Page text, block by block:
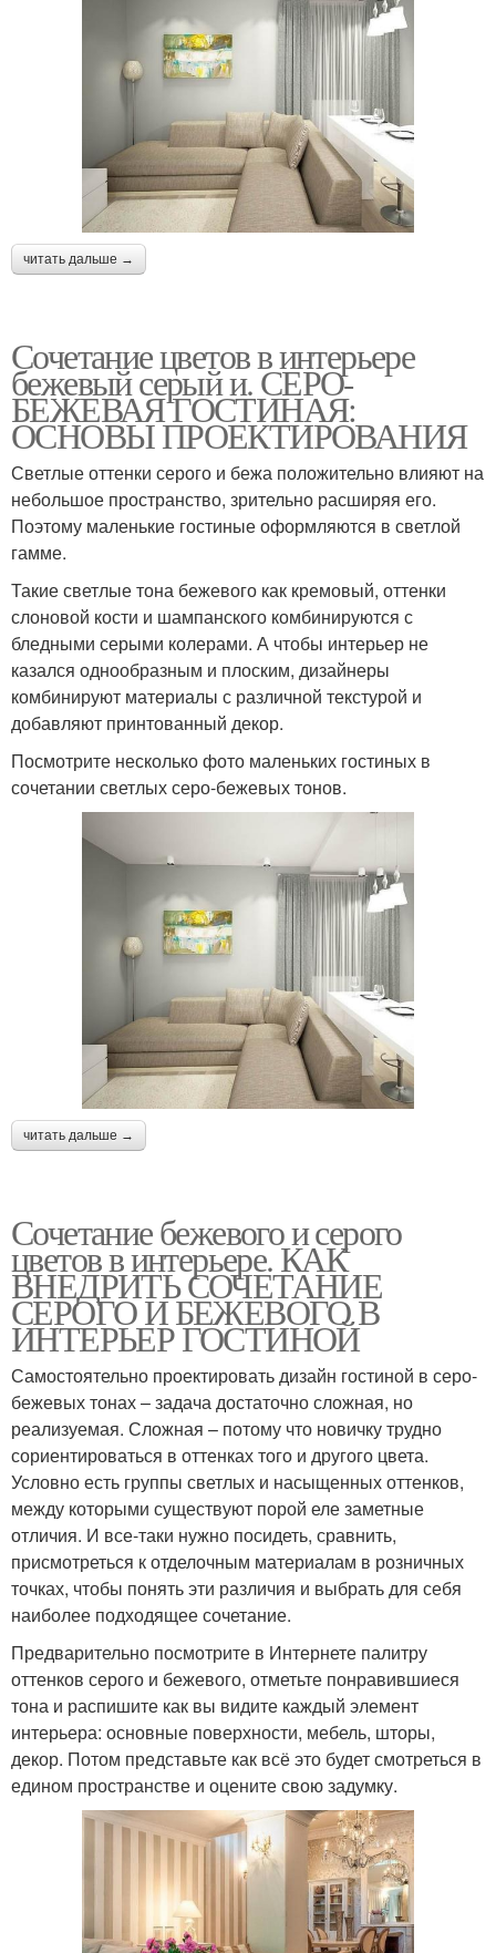
читать дальше →
Сочетание цветов в интерьере
бежевый серый и. СЕРО-
БЕЖЕВАЯ ГОСТИНАЯ:
ОСНОВЫ ПРОЕКТИРОВАНИЯ
Светлые оттенки серого и бежа положительно влияют на
небольшое пространство, зрительно расширяя его.
Поэтому маленькие гостиные оформляются в светлой
гамме.
Такие светлые тона бежевого как кремовый, оттенки
слоновой кости и шампанского комбинируются с
бледными серыми колерами. А чтобы интерьер не
казался однообразным и плоским, дизайнеры
комбинируют материалы с различной текстурой и
добавляют принтованный декор.
Посмотрите несколько фото маленьких гостиных в
сочетании светлых серо-бежевых тонов.
читать дальше →
Сочетание бежевого и серого
цветов в интерьере. КАК
ВНЕДРИТЬ СОЧЕТАНИЕ
СЕРОГО И БЕЖЕВОГО В
ИНТЕРЬЕР ГОСТИНОЙ
Самостоятельно проектировать дизайн гостиной в серо-
бежевых тонах – задача достаточно сложная, но
реализуемая. Сложная – потому что новичку трудно
сориентироваться в оттенках того и другого цвета.
Условно есть группы светлых и насыщенных оттенков,
между которыми существуют порой еле заметные
отличия. И все-таки нужно посидеть, сравнить,
присмотреться к отделочным материалам в розничных
точках, чтобы понять эти различия и выбрать для себя
наиболее подходящее сочетание.
Предварительно посмотрите в Интернете палитру
оттенков серого и бежевого, отметьте понравившиеся
тона и распишите как вы видите каждый элемент
интерьера: основные поверхности, мебель, шторы,
декор. Потом представьте как всё это будет смотреться в
едином пространстве и оцените свою задумку.